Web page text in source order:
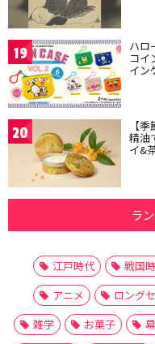
19 ハロ
コイ
イン
20 【
精油
イ&
ラ
江戸時代 戦国
アニメ
ロング
雑学
お菓子